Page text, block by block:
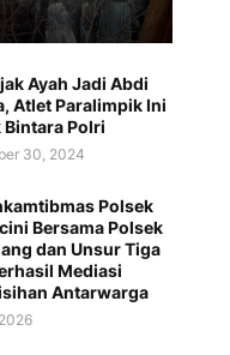
Ayah Jadi Abdi
Atlet Paralimpik Ini
Bintara Polri
30, 2024
Polsek
Bersama Polsek
dan Unsur Tiga
Mediasi
Antarwarga